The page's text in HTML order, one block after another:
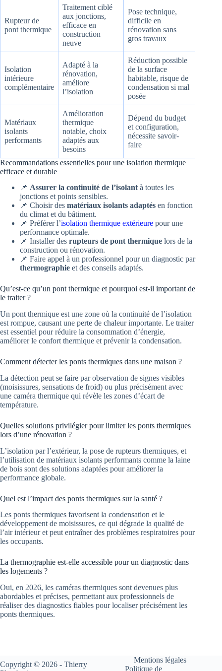
Rupteur de
pont thermique
Traitement ciblé
aux jonctions,
efficace en
construction
neuve
Pose technique,
difficile en
rénovation sans
gros travaux
Isolation
intérieure
complémentaire
Adapté à la
rénovation,
améliore
l’isolation
Réduction possible
de la surface
habitable, risque de
condensation si mal
posée
Matériaux
isolants
performants
Amélioration
thermique
notable, choix
adaptés aux
besoins
Dépend du budget
et configuration,
nécessite savoir-
faire
Recommandations essentielles pour une isolation thermique
efficace et durable
📌 Assurer la continuité de l’isolant à toutes les
jonctions et points sensibles.
📌 Choisir des matériaux isolants adaptés en fonction
du climat et du bâtiment.
📌 Préférer l’isolation thermique extérieure pour une
performance optimale.
📌 Installer des rupteurs de pont thermique lors de la
construction ou rénovation.
📌 Faire appel à un professionnel pour un diagnostic par
thermographie et des conseils adaptés.
Qu’est-ce qu’un pont thermique et pourquoi est-il important de
le traiter ?
Un pont thermique est une zone où la continuité de l’isolation
est rompue, causant une perte de chaleur importante. Le traiter
est essentiel pour réduire la consommation d’énergie,
améliorer le confort thermique et prévenir la condensation.
Comment détecter les ponts thermiques dans une maison ?
La détection peut se faire par observation de signes visibles
(moisissures, sensations de froid) ou plus précisément avec
une caméra thermique qui révèle les zones d’écart de
température.
Quelles solutions privilégier pour limiter les ponts thermiques
lors d’une rénovation ?
L’isolation par l’extérieur, la pose de rupteurs thermiques, et
l’utilisation de matériaux isolants performants comme la laine
de bois sont des solutions adaptées pour améliorer la
performance globale.
Quel est l’impact des ponts thermiques sur la santé ?
Les ponts thermiques favorisent la condensation et le
développement de moisissures, ce qui dégrade la qualité de
l’air intérieur et peut entraîner des problèmes respiratoires pour
les occupants.
La thermographie est-elle accessible pour un diagnostic dans
les logements ?
Oui, en 2026, les caméras thermiques sont devenues plus
abordables et précises, permettant aux professionnels de
réaliser des diagnostics fiables pour localiser précisément les
ponts thermiques.
Copyright © 2026 - Thierry
Mentions légales
Politique de